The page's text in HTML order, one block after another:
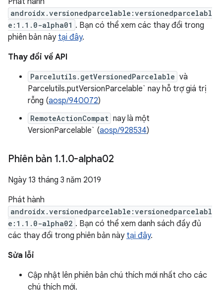
androidx.versionedparcelable:versionedparcelabl
e:1.1.0-alpha01 . Bạn có thể xem các thay đổi trong
phiên bản này tại đây.
Thay đổi về API
Parcelutils.getVersionedParcelable và
Parcelutils.putVersionParcelable` nay hỗ trợ giá trị
rỗng (aosp/940072)
RemoteActionCompat nay là một
VersionParcelable` (aosp/928534)
Phiên bản 1.1.0-alpha02
Ngày 13 tháng 3 năm 2019
Phát hành
androidx.versionedparcelable:versionedparcelabl
e:1.1.0-alpha02 . Bạn có thể xem danh sách đầy đủ
các thay đổi trong phiên bản này tại đây.
Sửa lỗi
Cập nhật lên phiên bản chú thích mới nhất cho các
chú thích mới.